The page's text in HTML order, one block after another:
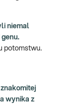
niemal
potomstwu.
wynika z